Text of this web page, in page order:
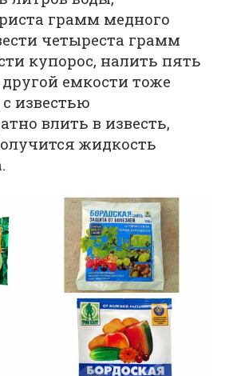
грамм медного
четыреста грамм
купорос, налить пять
емкости тоже
известью
влить в известь,
жидкость